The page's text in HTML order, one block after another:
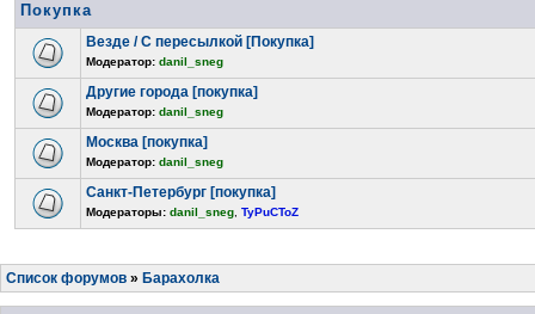
Покупка
Везде / С пересылкой [Покупка]
Модератор: danil_sneg
Другие города [покупка]
Модератор: danil_sneg
Москва [покупка]
Модератор: danil_sneg
Санкт-Петербург [покупка]
Модераторы: danil_sneg TyPuCToZ
Список форумов » Барахолка